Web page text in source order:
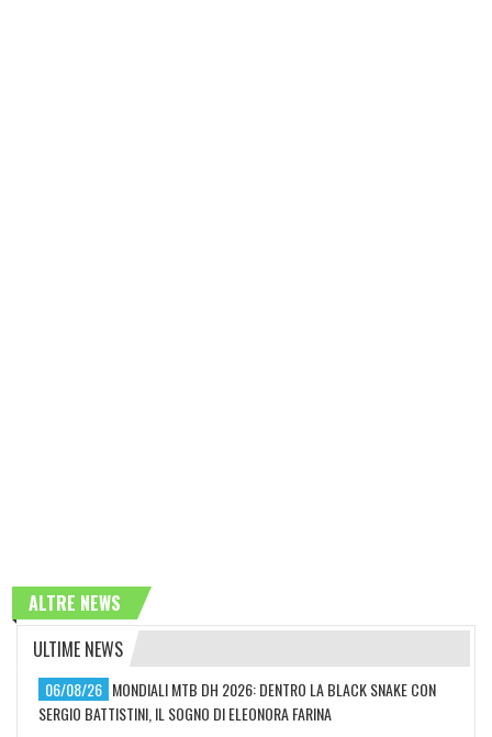
ALTRE NEWS
ULTIME NEWS
06/08/26 MONDIALI MTB DH 2026: DENTRO LA BLACK SNAKE CON
SERGIO BATTISTINI, IL SOGNO DI ELEONORA FARINA